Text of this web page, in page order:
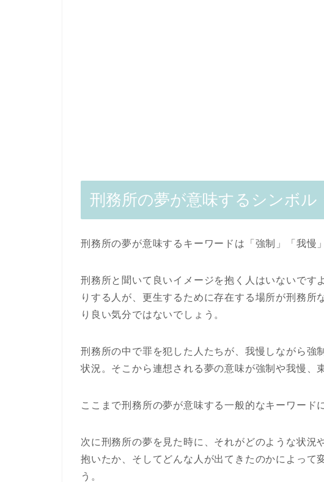
刑務所の夢が意味するシンボル
刑務所の夢が意味するキーワードは「強制」「我慢
刑務所と聞いて良いイメージを抱く人はいないです
りする人が、更生するために存在する場所が刑務所
り良い気分ではないでしょう。
刑務所の中で罪を犯した人たちが、我慢しながら強
状況。そこから連想される夢の意味が強制や我慢、
ここまで刑務所の夢が意味する一般的なキーワード
次に刑務所の夢を見た時に、それがどのような状況
抱いたか、そしてどんな人が出てきたのかによって
う。